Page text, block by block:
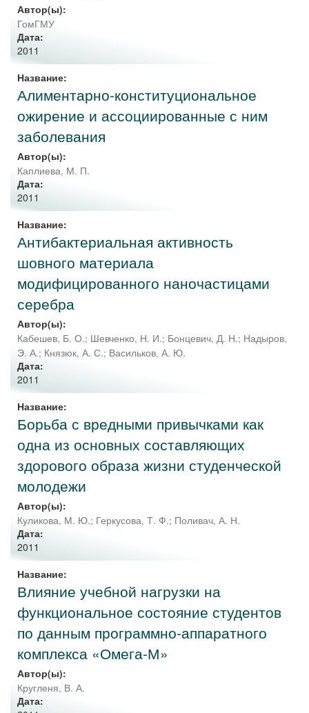
Автор(ы):
ГомГМУ
Дата:
2011
Название:
Алиментарно-конституциональное
ожирение и ассоциированные с ним
заболевания
Автор(ы):
Каплиева, М. П.
Дата:
2011
Название:
Антибактериальная активность
шовного материала
модифицированного наночастицами
серебра
Автор(ы):
Кабешев, Б. О.; Шевченко, Н. И.; Бонцевич, Д. Н.; Надыров,
Э. А.; Князюк, А. С.; Васильков, А. Ю.
Дата:
2011
Название:
Борьба с вредными привычками как
одна из основных составляющих
здорового образа жизни студенческой
молодежи
Автор(ы):
Куликова, М. Ю.; Геркусова, Т. Ф.; Поливач, А. Н.
Дата:
2011
Название:
Влияние учебной нагрузки на
функциональное состояние студентов
по данным программно-аппаратного
комплекса «Омега-М»
Автор(ы):
Кругленя, В. А.
Дата: